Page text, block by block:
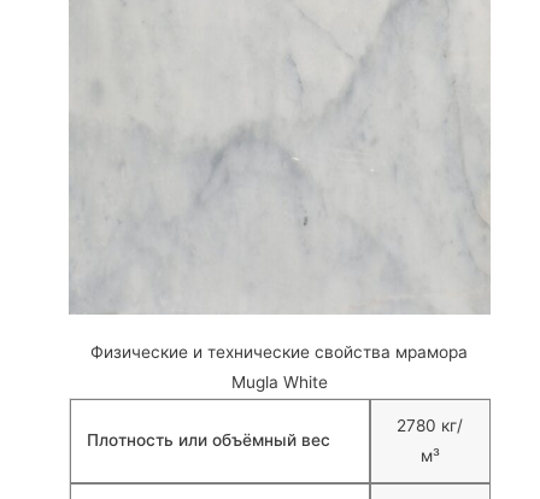
Физические и технические свойства мрамора
Mugla White
Плотность или объёмный вес
2780 кг/
м³